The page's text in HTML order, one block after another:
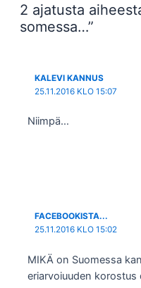
2 ajatusta
somessa…”
KALEVI KANNUS
25.11.2016 KLO 15:07
Niimpä…
FACEBOOKISTA...
25.11.2016 KLO 15:02
MIKÄ on Suomessa
eriarvoiuuden korostus